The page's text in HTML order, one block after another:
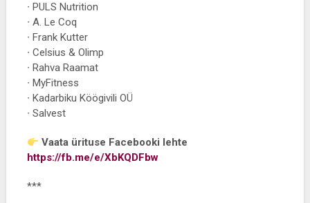
∙ PULS Nutrition
∙ A. Le Coq
∙ Frank Kutter
∙ Celsius & Olimp
∙ Rahva Raamat
∙ MyFitness
∙ Kadarbiku Köögivili OÜ
∙ Salvest
Vaata ürituse Facebooki lehte
https://fb.me/e/XbKQDFbw
***